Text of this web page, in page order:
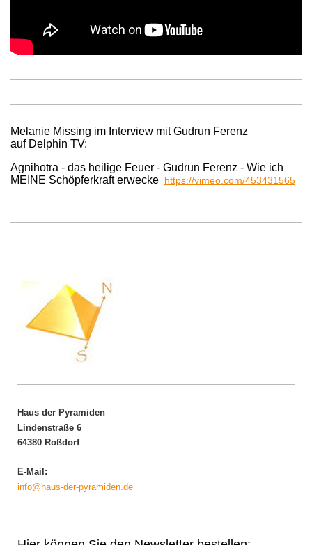
Melanie Missing im Interview mit Gudrun Ferenz
auf Delphin TV:
Agnihotra - das heilige Feuer - Gudrun Ferenz - Wie ich
MEINE Schöpferkraft erwecke https://vimeo.com/453431565
Haus der Pyramiden
Lindenstraße 6
64380 Roßdorf
E-Mail:
info@haus-der-pyramiden.de